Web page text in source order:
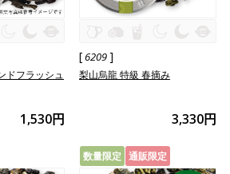
ドフラッシュ
1,530円
[6209]
梨山烏龍 特級 春摘み
3,330円
数量限定 通販限定